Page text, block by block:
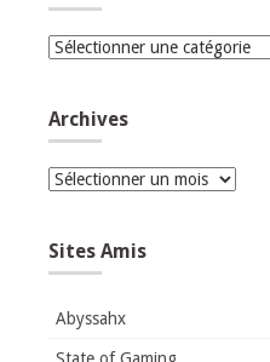
Catégories
Archives
Archives
Sites Amis
Abyssahx
State of Gaming